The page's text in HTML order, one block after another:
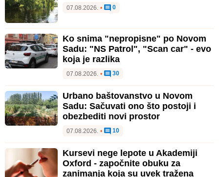
07.08.2026. • 0
Ko snima "nepropisne" po Novom
Sadu: "NS Patrol", "Scan car" - evo
koja je razlika
07.08.2026. • 30
Urbano baštovanstvo u Novom
Sadu: Sačuvati ono što postoji i
obezbediti novi prostor
07.08.2026. • 10
Kursevi nege lepote u Akademiji
Oxford - započnite obuku za
zanimanja koja su uvek tražena